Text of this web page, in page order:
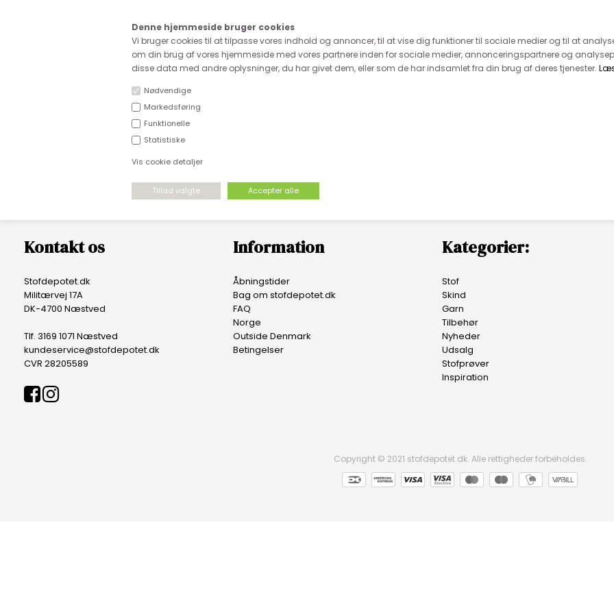
Denne hjemmeside bruger cookies
Vi bruger cookies til at tilpasse vores indhold og annoncer, til at vise dig funktioner til sociale medier og til at
om din brug af vores hjemmeside med vores partnere inden for sociale medier, annonceringspartnere og
disse data med andre oplysninger, du har givet dem, eller som de har indsamlet fra din brug af deres tjenester.
Nødvendige
Markedsføring
Funktionelle
Statistiske
Vis cookie detaljer
Fri fragt ved køb for over 600.-
DEADSTOCK
Kontakt os
Stofdepotet.dk
Militærvej 17A
DK-4700 Næstved
Tlf. 3169 1071 Næstved
kundeservice@stofdepotet.dk
CVR 28205589
Information
Åbningstider
Bag om stofdepotet.dk
FAQ
Norge
Outside Denmark
Betingelser
Kategorier:
Stof
Skind
Garn
Tilbehør
Nyheder
Udsalg
Stofprøver
Inspiration
Copyright © 2021 stofdepotet.dk. Alle rettigheder forbeholdes.